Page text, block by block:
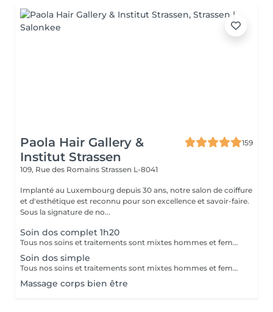
Paola Hair Gallery &
Institut Strassen
159
109, Rue des Romains Strassen L-8041
Implanté au Luxembourg depuis 30 ans, notre salon de coiffure
et d'esthétique est reconnu pour son excellence et savoir-faire.
Sous la signature de no...
Soin dos complet 1h20
Tous nos soins et traitements sont mixtes hommes et femmes. Les traitements en cure sont valables six mois. Sur conseil de votre esthéticienne, des combinaisons de soins et de traitements sont possibles, afin d'obtenir un résultat optimal. Attention certain traitements nécessitent des explications préalables ainsi qu'une commande spécifique des coffrets et de soins personnalisés.
Soin dos simple
Tous nos soins et traitements sont mixtes hommes et femmes. Les traitements en cure sont valables six mois. Sur conseil de votre esthéticienne, des combinaisons de soins et de traitements sont possibles, afin d'obtenir un résultat optimal. Attention certain traitements nécessitent des explications préalables ainsi qu'une commande spécifique des coffrets et de soins personnalisés.
Massage corps bien être